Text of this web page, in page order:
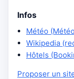
Infos
Météo
Wikipedia
Hôtels
Proposer un